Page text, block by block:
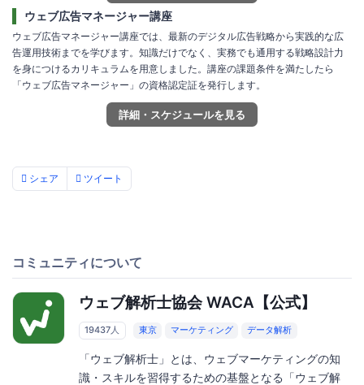
ウェブ広告マネージャー講座
ウェブ広告マネージャー講座では、最新のデジタル広告戦略から実践的な広
告運用技術までを学びます。知識だけでなく、実務でも通用する戦略設計力
を身につけるカリキュラムを用意しました。講座の課題条件を満たしたら
「ウェブ広告マネージャー」の資格認定証を発行します。
詳細・スケジュールを見る
シェア ツイート
コミュニティについて
ウェブ解析士協会 WACA【公式】
19437人 東京 マーケティング データ解析
「ウェブ解析士」とは、ウェブマーケティングの知
識・スキルを習得するための基盤となる「ウェブ解